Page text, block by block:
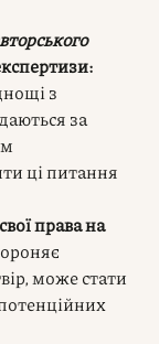
з
за
ці питання
права на
може стати